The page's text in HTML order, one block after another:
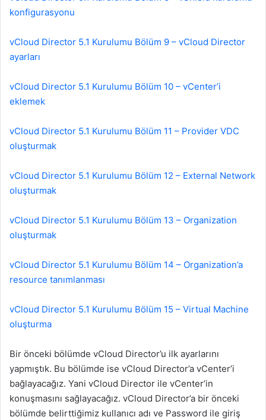
konfigurasyonu
vCloud Director 5.1 Kurulumu Bölüm 9 – vCloud Director
ayarları
vCloud Director 5.1 Kurulumu Bölüm 10 – vCenter’i
eklemek
vCloud Director 5.1 Kurulumu Bölüm 11 – Provider VDC
oluşturmak
vCloud Director 5.1 Kurulumu Bölüm 12 – External Network
oluşturmak
vCloud Director 5.1 Kurulumu Bölüm 13 – Organization
oluşturmak
vCloud Director 5.1 Kurulumu Bölüm 14 – Organization’a
resource tanımlanması
vCloud Director 5.1 Kurulumu Bölüm 15 – Virtual Machine
oluşturma
Bir önceki bölümde vCloud Director’u ilk ayarlarını
yapmıştık. Bu bölümde ise vCloud Director’a vCenter’i
bağlayacağız. Yani vCloud Director ile vCenter’in
konuşmasını sağlayacağız. vCloud Director’a bir önceki
bölümde belirttiğimiz kullanıcı adı ve Password ile giriş